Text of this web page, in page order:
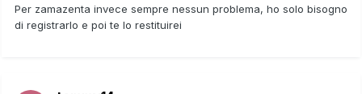
Per zamazenta invece sempre nessun problema, ho solo bisogno
di registrarlo e poi te lo restituirei